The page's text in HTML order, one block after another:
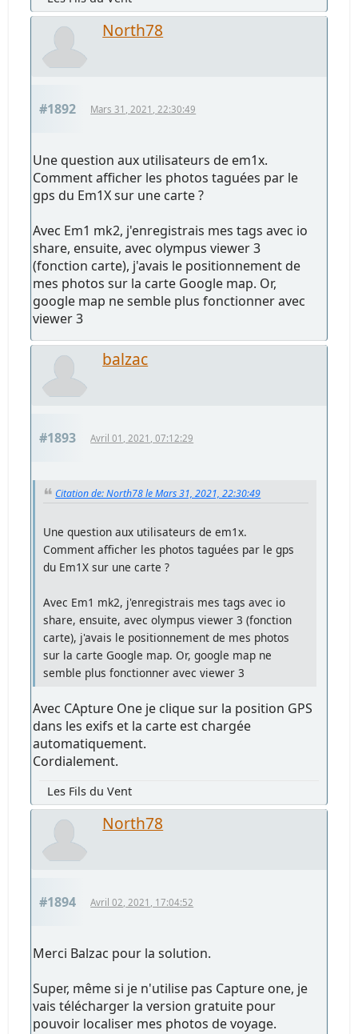
North78
#1892 Mars 31, 2021, 22:30:49
Une question aux utilisateurs de em1x.
Comment afficher les photos taguées par le
gps du Em1X sur une carte ?
Avec Em1 mk2, j'enregistrais mes tags avec io
share, ensuite, avec olympus viewer 3
(fonction carte), j'avais le positionnement de
mes photos sur la carte Google map. Or,
google map ne semble plus fonctionner avec
viewer 3
balzac
#1893 Avril 01, 2021, 07:12:29
Citation de: North78 le Mars 31, 2021, 22:30:49
Une question aux utilisateurs de em1x.
Comment afficher les photos taguées par le gps
du Em1X sur une carte ?
Avec Em1 mk2, j'enregistrais mes tags avec io
share, ensuite, avec olympus viewer 3 (fonction
carte), j'avais le positionnement de mes photos
sur la carte Google map. Or, google map ne
semble plus fonctionner avec viewer 3
Avec CApture One je clique sur la position GPS
dans les exifs et la carte est chargée
automatiquement.
Cordialement.
Les Fils du Vent
North78
#1894 Avril 02, 2021, 17:04:52
Merci Balzac pour la solution.
Super, même si je n'utilise pas Capture one, je
vais télécharger la version gratuite pour
pouvoir localiser mes photos de voyage.